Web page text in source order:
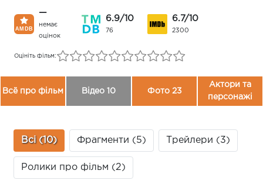
—
немає
оцінок
6.9/10
76
6.7/10
2300
Оцініть фільм:
Всё про фільм Відео 10 Фото 23
Актори та
персонажі
Всі (10) Фрагменти (5) Трейлери (3)
Ролики про фільм (2)